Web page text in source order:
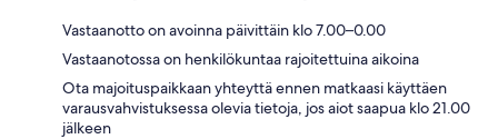
Vastaanotto on avoinna päivittäin klo 7.00–0.00
Vastaanotossa on henkilökuntaa rajoitettuina aikoina
Ota majoituspaikkaan yhteyttä ennen matkaasi käyttäen
varausvahvistuksessa olevia tietoja, jos aiot saapua klo 21.00
jälkeen